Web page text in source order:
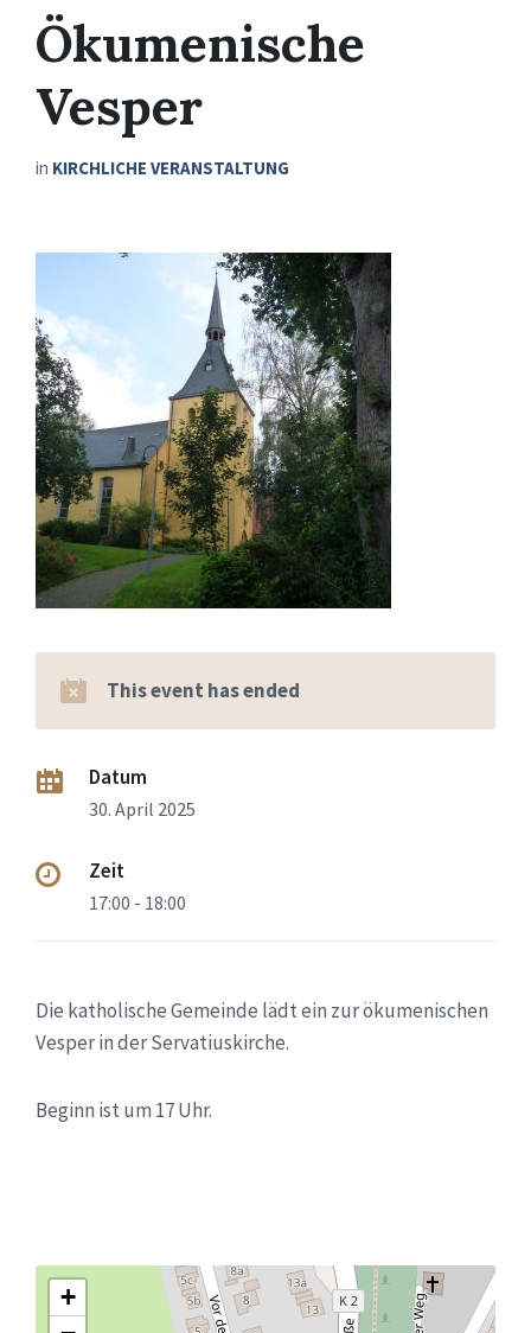
Ökumenische
Vesper
in KIRCHLICHE VERANSTALTUNG
This event has ended
Datum
30. April 2025
Zeit
17:00 - 18:00
Die katholische Gemeinde lädt ein zur ökumenischen
Vesper in der Servatiuskirche.
Beginn ist um 17 Uhr.
+